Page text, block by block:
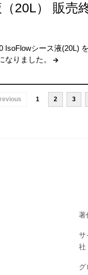
20L） 販売
IsoFlowシース液(20L)
なりました。
1 2 3
著
サ
社
グ